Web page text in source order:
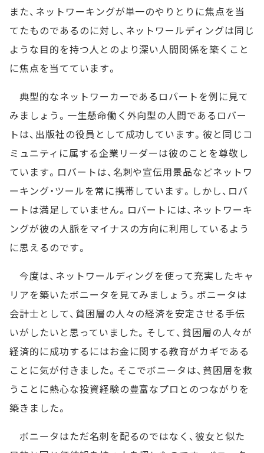
また、ネットワーキングが単一のやりとりに焦点を当
てたものであるのに対し、ネットワールディングは同じ
ような目的を持つ人とのより深い人間関係を築くこと
に焦点を当てています。
典型的なネットワーカーであるロバートを例に見て
みましょう。一生懸命働く外向型の人間であるロバー
トは、出版社の役員として成功しています。彼と同じコ
ミュニティに属する企業リーダーは彼のことを尊敬し
ています。ロバートは、名刺や宣伝用景品などネットワ
ーキング・ツールを常に携帯しています。しかし、ロバ
ートは満足していません。ロバートには、ネットワーキ
ングが彼の人脈をマイナスの方向に利用しているよう
に思えるのです。
今度は、ネットワールディングを使って充実したキャ
リアを築いたボニータを見てみましょう。ボニータは
会計士として、貧困層の人々の経済を安定させる手伝
いがしたいと思っていました。そして、貧困層の人々が
経済的に成功するにはお金に関する教育がカギである
ことに気が付きました。そこでボニータは、貧困層を救
うことに熱心な投資経験の豊富なプロとのつながりを
築きました。
ボニータはただ名刺を配るのではなく、彼女と似た